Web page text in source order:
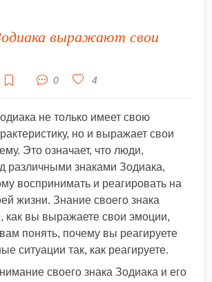
выражают свои
0 4
не только имеет свою
но и выражает свои
Это означает, что люди,
различными знаками Зодиака,
воспринимать и реагировать на
жизни. Знание своего знака
как вы выражаете свои эмоции,
понять, почему вы реагируете
ситуации так, как реагируете.
своего знака Зодиака и его